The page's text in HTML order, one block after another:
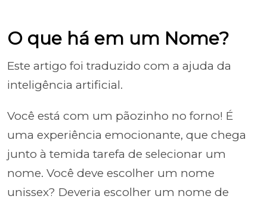
O que há em um Nome?
Este artigo foi traduzido com a ajuda da
inteligência artificial.
Você está com um pãozinho no forno! É
uma experiência emocionante, que chega
junto à temida tarefa de selecionar um
nome. Você deve escolher um nome
unissex? Deveria escolher um nome de